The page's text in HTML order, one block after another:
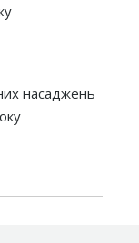
насаджень